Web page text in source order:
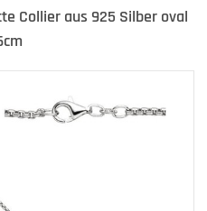
Collier aus 925 Silber oval